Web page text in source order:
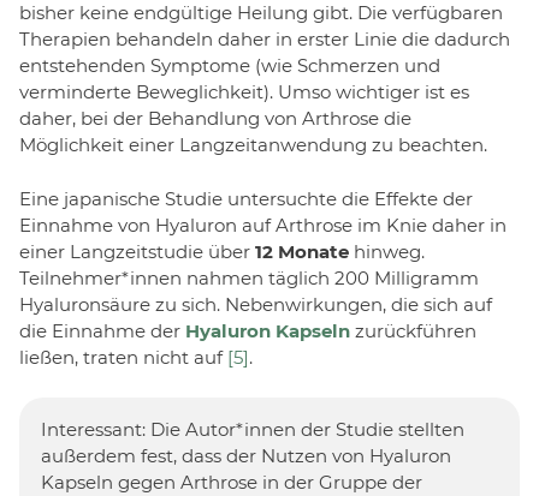
bisher keine endgültige Heilung gibt. Die verfügbaren
Therapien behandeln daher in erster Linie die dadurch
entstehenden Symptome (wie Schmerzen und
verminderte Beweglichkeit). Umso wichtiger ist es
daher, bei der Behandlung von Arthrose die
Möglichkeit einer Langzeitanwendung zu beachten.
Eine japanische Studie untersuchte die Effekte der
Einnahme von Hyaluron auf Arthrose im Knie daher in
einer Langzeitstudie über 12 Monate hinweg.
Teilnehmer*innen nahmen täglich 200 Milligramm
Hyaluronsäure zu sich. Nebenwirkungen, die sich auf
die Einnahme der Hyaluron Kapseln zurückführen
ließen, traten nicht auf [5].
Interessant: Die Autor*innen der Studie stellten
außerdem fest, dass der Nutzen von Hyaluron
Kapseln gegen Arthrose in der Gruppe der